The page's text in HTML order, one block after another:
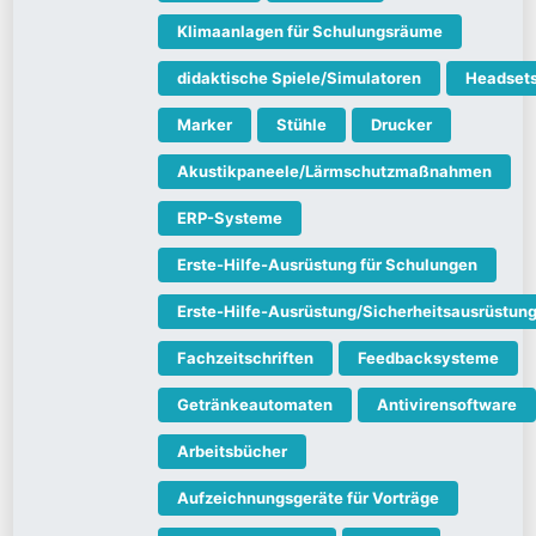
Klimaanlagen für Schulungsräume
didaktische Spiele/Simulatoren
Marker Stühle Drucker
Akustikpaneele/Lärmschutzmaßnahmen
ERP-Systeme
Erste-Hilfe-Ausrüstung für Schulungen
Erste-Hilfe-Ausrüstung/Sicherheitsausrüstung
Fachzeitschriften Feedbacksysteme
Getränkeautomaten Antivirensoftware
Arbeitsbücher
Aufzeichnungsgeräte für Vorträge